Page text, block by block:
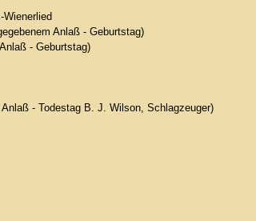
Anlaß - Geburtstag)
- Geburtstag)
- Todestag B. J. Wilson, Schlagzeuger)